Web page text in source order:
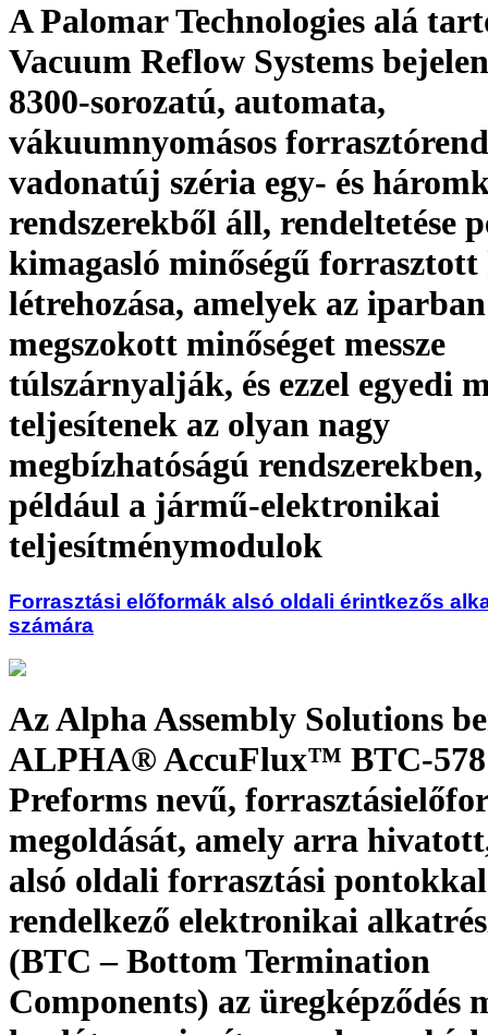
A Palomar Technologies alá
Vacuum Reflow Systems
8300-sorozatú, automata,
vákuumnyomásos
vadonatúj széria egy- és
rendszerekből áll, rendeltetése
kimagasló minőségű forrasztott
létrehozása, amelyek az iparban
megszokott minőséget messze
túlszárnyalják, és ezzel egyedi
teljesítenek az olyan nagy
megbízhatóságú
például a jármű-elektronikai
teljesítménymodulok
Forrasztási előformák alsó oldali érintkezős
számára
Az Alpha Assembly Solutions
ALPHA® AccuFlux™ BTC-578
Preforms nevű,
megoldását, amely arra
alsó oldali forrasztási pontokkal
rendelkező elektronikai
(BTC – Bottom Termination
Components) az üregképződés